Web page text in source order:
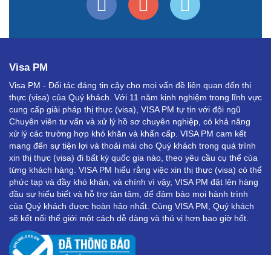
Visa PM
Visa PM - Đối tác đáng tin cậy cho mọi vấn đề liên quan đến thị
thực (visa) của Quý khách. Với 11 năm kinh nghiệm trong lĩnh vực
cung cấp giải pháp thị thực (visa), VISA PM tự tin với đội ngũ
Chuyên viên tư vấn và xử lý hồ sơ chuyên nghiệp, có khả năng
xử lý các trường hợp khó khăn và khẩn cấp. VISA PM cam kết
mang đến sự tiện lợi và thoải mái cho Quý khách trong quá trình
xin thị thực (visa) đi bất kỳ quốc gia nào, theo yêu cầu cụ thể của
từng khách hàng. VISA PM hiểu rằng việc xin thị thực (visa) có thể
phức tạp và đầy khó khăn, và chính vì vậy, VISA PM đặt lên hàng
đầu sự hiểu biết và hỗ trợ tận tâm, để đảm bảo mọi hành trình
của Quý khách được hoàn hảo nhất. Cùng VISA PM, Quý khách
sẽ kết nối thế giới một cách dễ dàng và thú vị hơn bao giờ hết.